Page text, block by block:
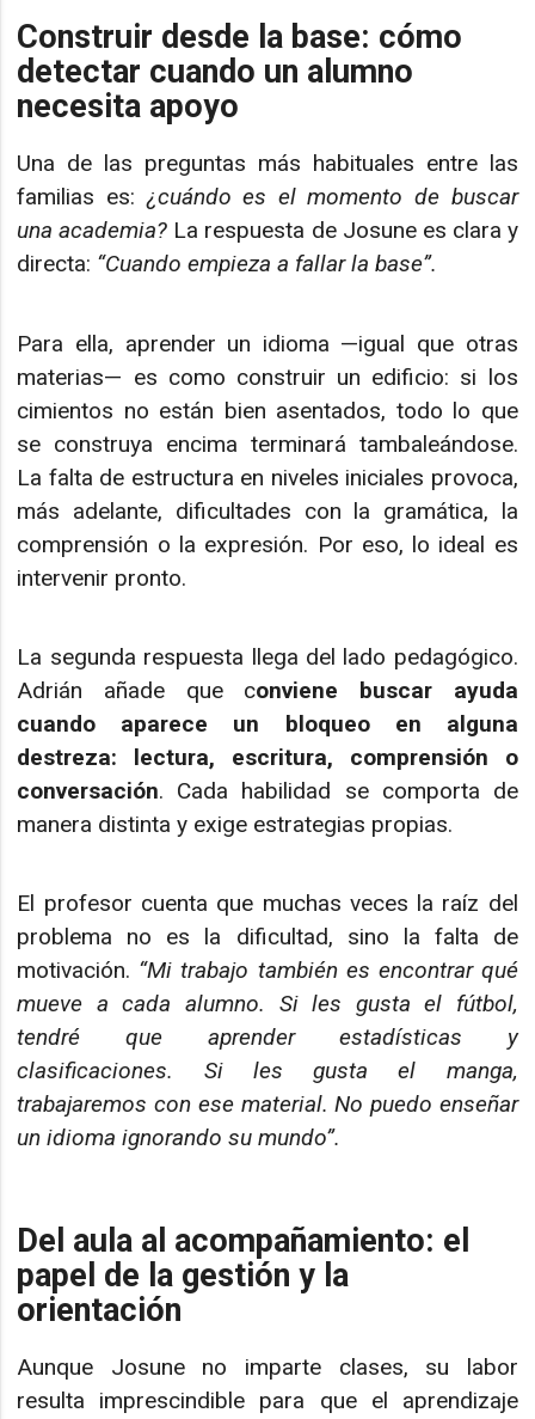
Construir desde la base: cómo
detectar cuando un alumno
necesita apoyo
Una de las preguntas más habituales entre las
familias es:¿cuándo es el momento de buscar
una academia? La respuesta de Josune es clara y
directa: “Cuando empieza a fallar la base”.
Para ella, aprender un idioma —igual que otras
materias— es como construir un edificio: si los
cimientos no están bien asentados, todo lo que
se construya encima terminará tambaleándose.
La falta de estructura en niveles iniciales provoca,
más adelante, dificultades con la gramática, la
comprensión o la expresión. Por eso, lo ideal es
intervenir pronto.
La segunda respuesta llega del lado pedagógico.
Adrián añade que conviene buscar ayuda
cuando aparece un bloqueo en alguna
destreza: lectura, escritura, comprensión o
conversación. Cada habilidad se comporta de
manera distinta y exige estrategias propias.
El profesor cuenta que muchas veces la raíz del
problema no es la dificultad, sino la falta de
motivación. “Mi trabajo también es encontrar qué
mueve a cada alumno. Si les gusta el fútbol,
tendré que aprender estadísticas y
clasificaciones. Si les gusta el manga,
trabajaremos con ese material. No puedo enseñar
un idioma ignorando su mundo”.
Del aula al acompañamiento: el
papel de la gestión y la
orientación
Aunque Josune no imparte clases, su labor
resulta imprescindible para que el aprendizaje